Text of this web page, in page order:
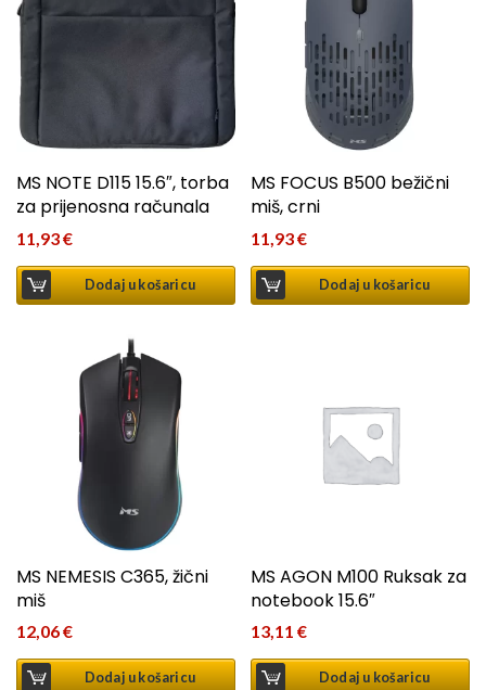
MS NOTE D115 15.6″, torba
za prijenosna računala
11,93€
Dodaj u košaricu
MS FOCUS B500 bežični
miš, crni
11,93€
Dodaj u košaricu
MS NEMESIS C365, žični
miš
12,06€
Dodaj u košaricu
MS AGON M100 Ruksak za
notebook 15.6″
13,11€
Dodaj u košaricu